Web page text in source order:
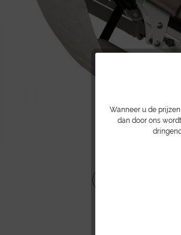
Wanneer u de
dan door ons